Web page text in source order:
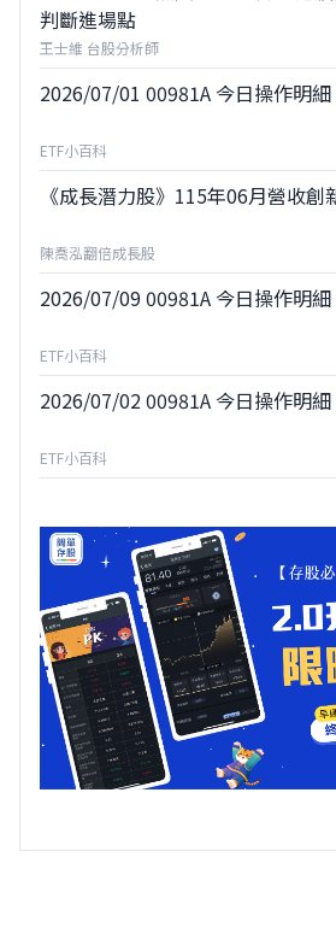
判斷進場點
王士維 台股分析師
2026/07/01 00981A 今日操作明
ETF小百科
《成長潛力股》115年06月營收創
陳喬泓翻倍成長股
2026/07/09 00981A 今日操作明
ETF小百科
2026/07/02 00981A 今日操作明
ETF小百科